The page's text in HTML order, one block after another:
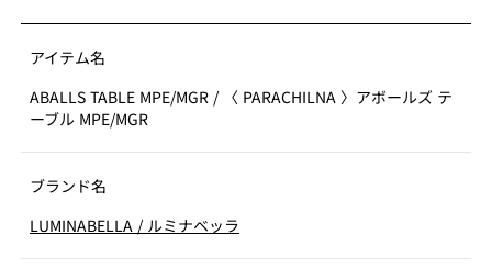
アイテム名
ABALLS TABLE MPE/MGR / 〈 PARACHILNA 〉アボールズ テ
ーブル MPE/MGR
ブランド名
LUMINABELLA / ルミナベッラ